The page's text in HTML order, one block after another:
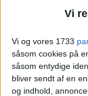
Vi
Vi og vores 1733
såsom cookies på
såsom entydige
bliver sendt af en
og indhold,
international
– Vi sætter
kommer til
den